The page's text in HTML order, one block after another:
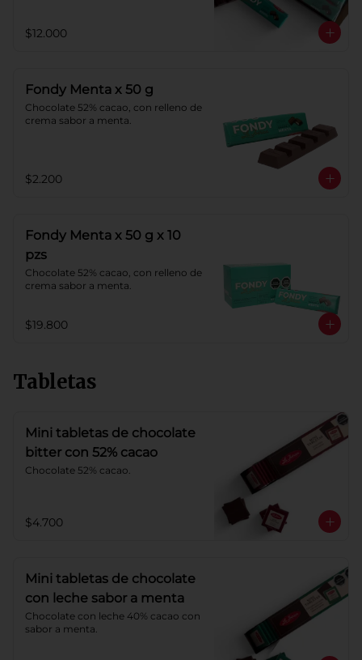
$12.000
Fondy Menta x 50 g
Chocolate 52% cacao, con relleno de
crema sabor a menta.
$2.200
Fondy Menta x 50 g x 10
pzs
Chocolate 52% cacao, con relleno de
crema sabor a menta.
$19.800
Tabletas
Mini tabletas de chocolate
bitter con 52% cacao
Chocolate 52% cacao.
$4.700
Mini tabletas de chocolate
con leche sabor a menta
Chocolate con leche 40% cacao con
sabor a menta.